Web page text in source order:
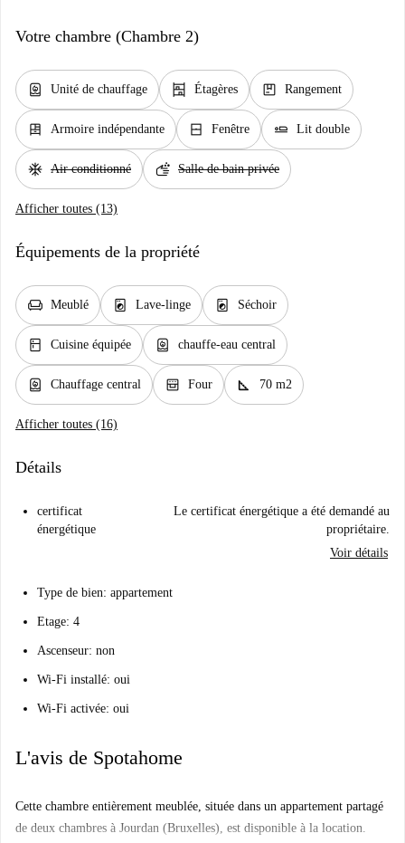
Votre chambre (Chambre 2)
water_heater Unité de chauffage shelves Étagères package Rangement
dresser Armoire indépendante window_closed Fenêtre airline_seat_flat Lit double
ac_unit Air conditionné soap Salle de bain privée
Afficher toutes (13)
Équipements de la propriété
chair Meublé local_laundry_service Lave-linge local_laundry_service Séchoir
kitchen Cuisine équipée water_heater chauffe-eau central
water_heater Chauffage central oven_gen Four square_foot 70 m2
Afficher toutes (16)
Détails
certificat
énergétique
Le certificat énergétique a été demandé au
propriétaire.
Voir détails
Type de bien: appartement
Etage: 4
Ascenseur: non
Wi-Fi installé: oui
Wi-Fi activée: oui
L'avis de Spotahome
Cette chambre entièrement meublée, située dans un appartement partagé
de deux chambres à Jourdan (Bruxelles), est disponible à la location.